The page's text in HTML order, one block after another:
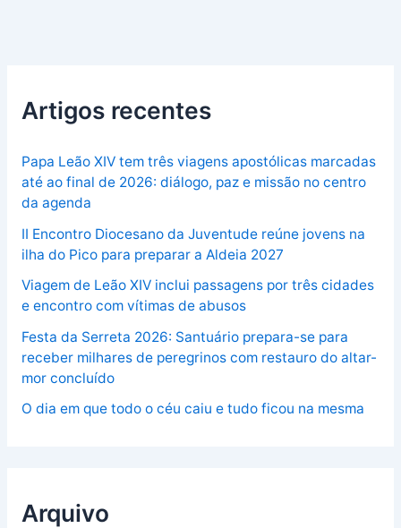
Artigos recentes
Papa Leão XIV tem três viagens apostólicas marcadas
até ao final de 2026: diálogo, paz e missão no centro
da agenda
II Encontro Diocesano da Juventude reúne jovens na
ilha do Pico para preparar a Aldeia 2027
Viagem de Leão XIV inclui passagens por três cidades
e encontro com vítimas de abusos
Festa da Serreta 2026: Santuário prepara-se para
receber milhares de peregrinos com restauro do altar-
mor concluído
O dia em que todo o céu caiu e tudo ficou na mesma
Arquivo